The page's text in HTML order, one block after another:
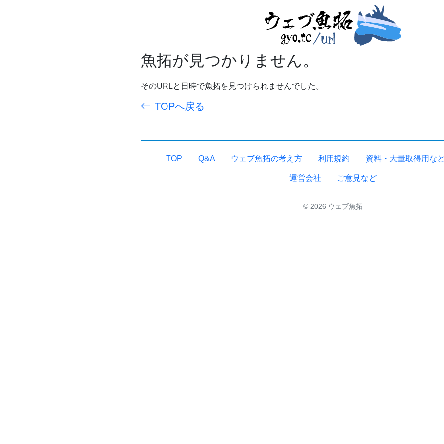
魚拓が見つかりません。
そのURLと日時で魚拓を見つけられませんでした。
TOPへ戻る
TOP Q&A ウェブ魚拓の考え方 利用規約 資料・大量取得用な
運営会社 ご意見など
© 2026 ウェブ魚拓